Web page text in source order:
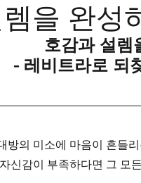
을 완성
호감과 설렘
- 레비트라로 되
방의 미소에 마음이 흔들
신감이 부족하다면 그 모